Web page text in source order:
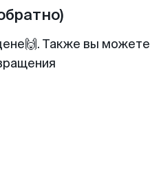
Также вы можете